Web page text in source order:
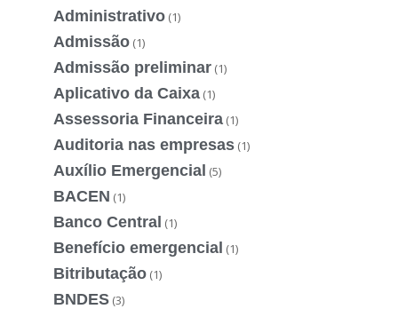
Administrativo (1)
Admissão (1)
Admissão preliminar (1)
Aplicativo da Caixa (1)
Assessoria Financeira (1)
Auditoria nas empresas (1)
Auxílio Emergencial (5)
BACEN (1)
Banco Central (1)
Benefício emergencial (1)
Bitributação (1)
BNDES (3)